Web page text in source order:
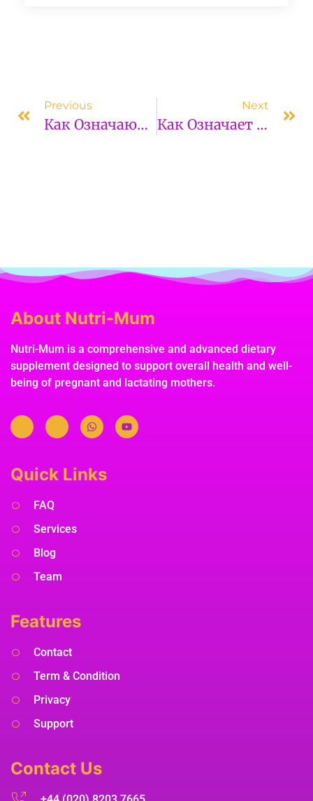
Previous
Как Означают Программные Среды
Next
Как Означает Дисковый Массив И Для Чего Массив Нужен
About Nutri-Mum
Nutri-Mum is a comprehensive and advanced dietary
supplement designed to support overall health and well-
being of pregnant and lactating mothers.
Quick Links
FAQ
Services
Blog
Team
Features
Contact
Term & Condition
Privacy
Support
Contact Us